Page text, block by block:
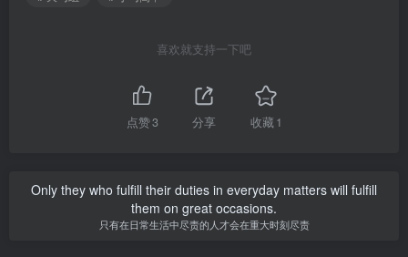
喜欢就支持一下吧
点赞3 分享 收藏1
Only they who fulfill their duties in everyday matters will fulfill
them on great occasions.
只有在日常生活中尽责的人才会在重大时刻尽责